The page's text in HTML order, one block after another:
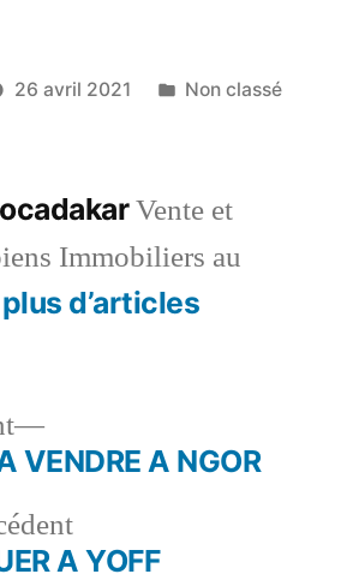
26 avril 2021
Publié
Non classé
Vente et
Immobiliers au
d’articles
Article
précédent :
A YOFF
Article
suivant :
VENDRE A NGOR